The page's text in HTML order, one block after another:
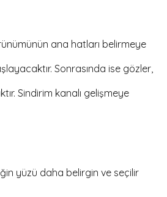
ana hatları belirmeye
Sonrasında ise gözler,
Sindirim kanalı gelişmeye
yüzü daha belirgin ve seçilir